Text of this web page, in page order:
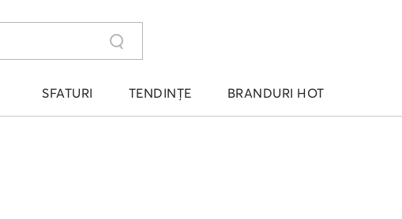
SFATURI TENDINȚE BRANDURI HOT